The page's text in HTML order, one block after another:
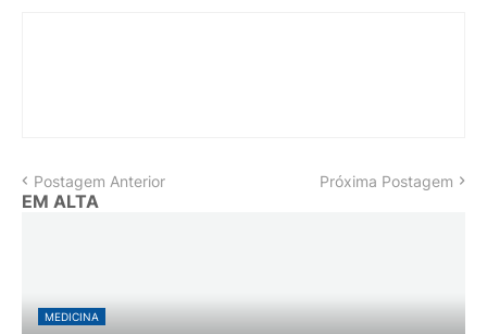
Postagem Anterior Próxima Postagem
EM ALTA
MEDICINA